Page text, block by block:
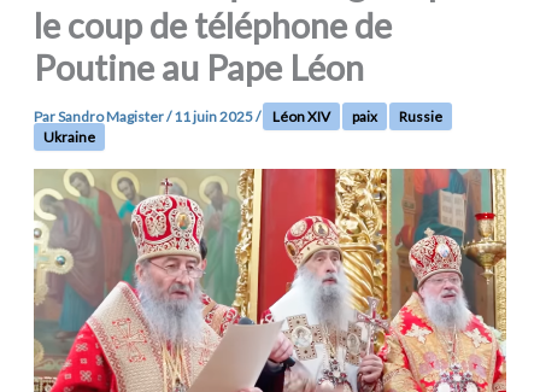
le coup de téléphone de
Poutine au Pape Léon
ParSandro Magister/11 juin 2025/ Léon XIV paix
Russie
Ukraine